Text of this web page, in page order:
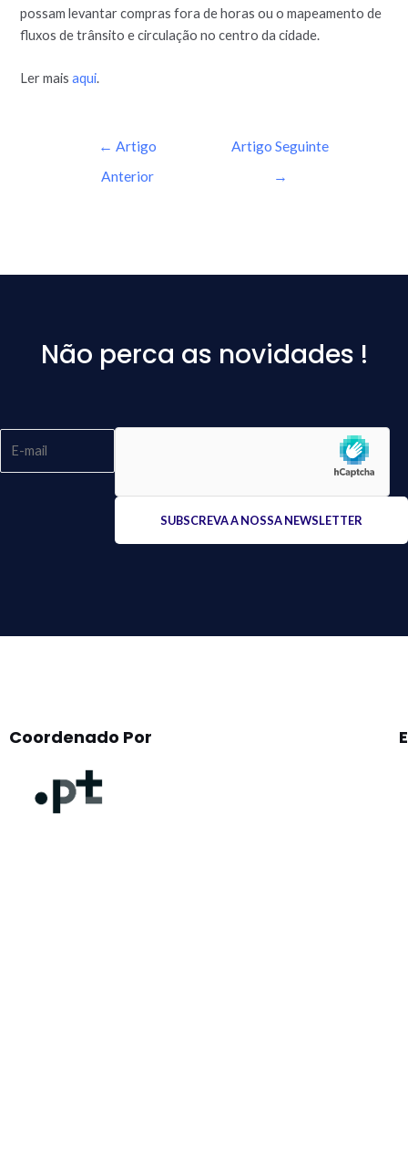
possam levantar compras fora de horas ou o mapeamento de
fluxos de trânsito e circulação no centro da cidade.
Ler maisaqui.
← Artigo
Anterior
Artigo Seguinte
→
Não perca as novidades !
Coordenado Por